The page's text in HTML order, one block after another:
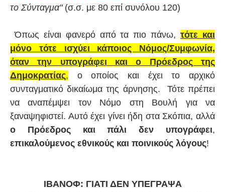
το Σύνταγμα" (σ.σ. με 80 επί συνόλου 120)
Όπως είναι φανερό από τα πιο πάνω,τότε και
μόνο τότε ισχύει κάποιος Νόμος/Συμφωνία,
όταν την υπογράφει
και ο Πρόεδρος της
Δημοκρατίας, ο οποίος και έχει το αρχικό
συνταγματικό δικαίωμα της άρνησης. Τότε πρέπει
να αναπέμψει τον Νόμο στη Βουλή για να
ξαναψηφιστεί. Αυτό έχει γίνει ήδη στα Σκόπια, αλλά
ο Πρόεδρος και πάλι δεν υπογράφει,
επικαλούμενος εθνικούς και ποινικούς λόγους!
ΙΒΑΝΟΦ: ΓΙΑΤΙ ΔΕΝ ΥΠΕΓΡΑΨΑ